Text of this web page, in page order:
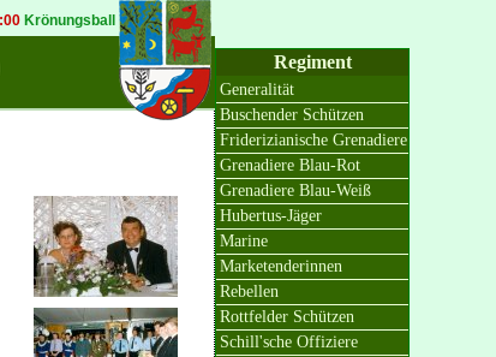
Krönungsball in Bösinghoven
Regiment
Generalität
Buschender Schützen
Friderizianische Grenadiere
Grenadiere Blau-Rot
Grenadiere Blau-Weiß
Hubertus-Jäger
Marine
Marketenderinnen
Rebellen
Rottfelder Schützen
Schill'sche Offiziere